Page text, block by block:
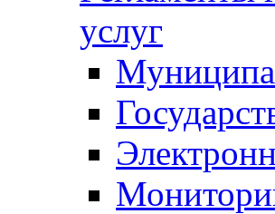
услуг